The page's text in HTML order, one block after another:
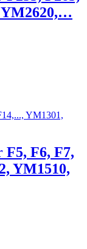
F5, F6, F7,
YM1510,